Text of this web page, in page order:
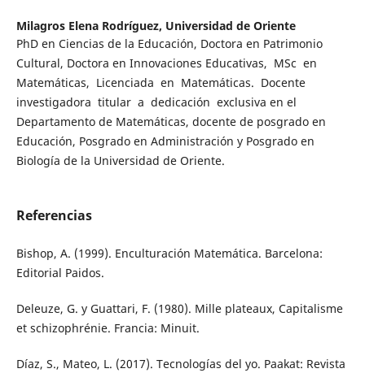
Milagros Elena Rodríguez, Universidad de Oriente
PhD en Ciencias de la Educación, Doctora en Patrimonio
Cultural, Doctora en Innovaciones Educativas, MSc en
Matemáticas, Licenciada en Matemáticas. Docente
investigadora titular a dedicación exclusiva en el
Departamento de Matemáticas, docente de posgrado en
Educación, Posgrado en Administración y Posgrado en
Biología de la Universidad de Oriente.
Referencias
Bishop, A. (1999). Enculturación Matemática. Barcelona:
Editorial Paidos.
Deleuze, G. y Guattari, F. (1980). Mille plateaux, Capitalisme
et schizophrénie. Francia: Minuit.
Díaz, S., Mateo, L. (2017). Tecnologías del yo. Paakat: Revista